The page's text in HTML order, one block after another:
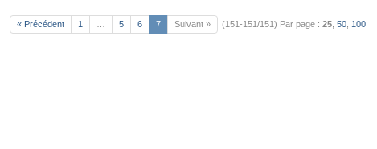
« Précédent 1 5 6 7 Suivant » (151-151/151) Par page : 25 50 100